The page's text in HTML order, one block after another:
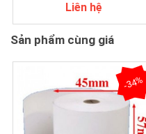
Liên hệ
Sản phẩm cùng giá
-34%